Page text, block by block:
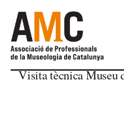
content
Visita tècnica Museu